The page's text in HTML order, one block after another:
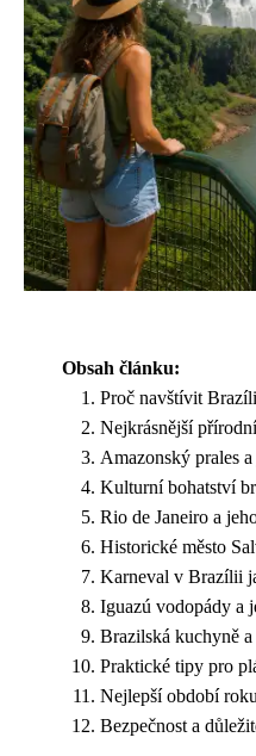
Obsah článku:
Proč navštívit
Nejkrásnější
Amazonský prales
Kulturní bohatství
Rio de Janeiro a
Historické město
Karneval v Brazílii
Iguazú vodopády a
Brazilská kuchyně
Praktické tipy pro
Nejlepší období
Bezpečnost a